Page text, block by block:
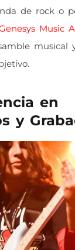
de rock o
Music
musical
en
y